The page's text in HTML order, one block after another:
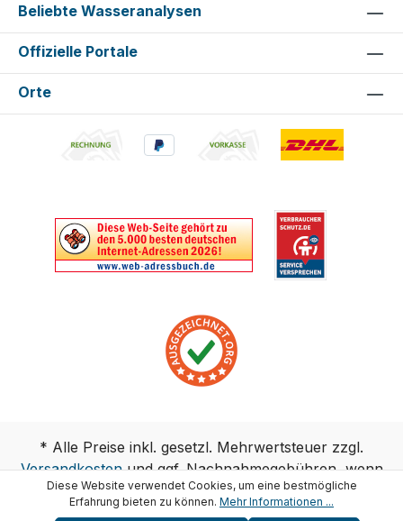
Beliebte Wasseranalysen
Offizielle Portale
Orte
* Alle Preise inkl. gesetzl. Mehrwertsteuer zzgl.
Versandkostenund ggf. Nachnahmegebühren, wenn
nicht anders angegeben.
Diese Website verwendet Cookies, um eine bestmögliche
Erfahrung bieten zu können. Mehr Informationen ...